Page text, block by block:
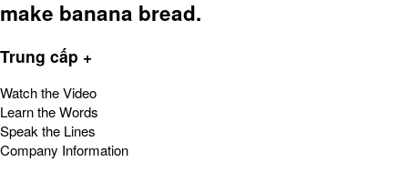
make banana bread.
Trung cấp +
Watch the Video
Learn the Words
Speak the Lines
Company Information